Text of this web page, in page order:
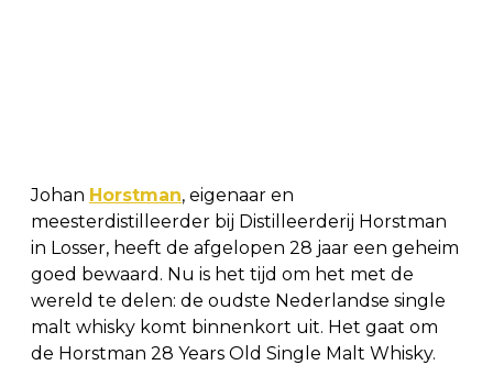
Johan Horstman, eigenaar en
meesterdistilleerder bij Distilleerderij Horstman
in Losser, heeft de afgelopen 28 jaar een geheim
goed bewaard. Nu is het tijd om het met de
wereld te delen: de oudste Nederlandse single
malt whisky komt binnenkort uit. Het gaat om
de Horstman 28 Years Old Single Malt Whisky.